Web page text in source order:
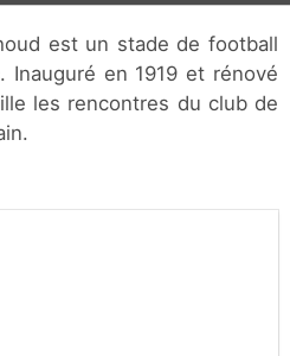
Inauguré en 1919 et rénové
les rencontres du club de